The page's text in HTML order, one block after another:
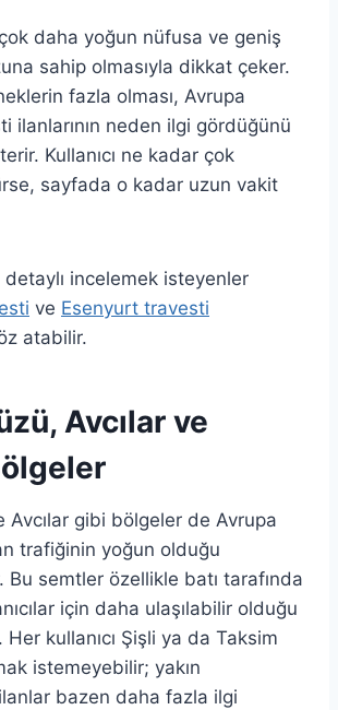
daha yoğun nüfusa ve geniş
sahip olmasıyla dikkat çeker.
fazla olması, Avrupa
ilanlarının neden ilgi gördüğünü
Kullanıcı ne kadar çok
sayfada o kadar uzun vakit
incelemek isteyenler
ve Esenyurt travesti
atabilir.
Avcılar ve
Avcılar gibi bölgeler de Avrupa
trafiğinin yoğun olduğu
Bu semtler özellikle batı tarafında
için daha ulaşılabilir olduğu
Her kullanıcı Şişli ya da Taksim
istemeyebilir; yakın
bazen daha fazla ilgi